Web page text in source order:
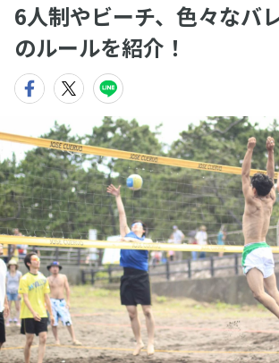
6人制やビーチ、色々なバ
のルールを紹介！